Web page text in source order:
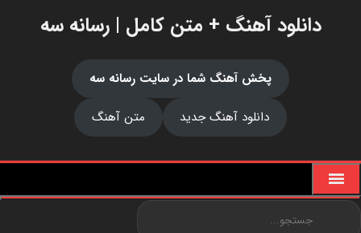
دانلود آهنگ + متن کامل | رسانه سه
پخش آهنگ شما در سایت رسانه سه
دانلود آهنگ جدید
متن آهنگ